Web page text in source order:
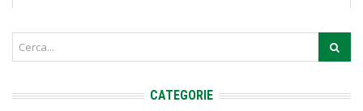
CATEGORIE